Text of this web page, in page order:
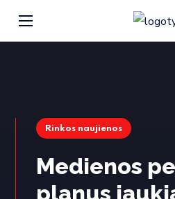
Rinkos naujienos
Medienos
planus